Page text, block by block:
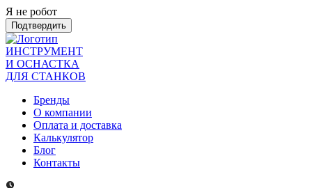
Я не робот
Подтвердить
ИНСТРУМЕНТ
И ОСНАСТКА
ДЛЯ СТАНКОВ
Бренды
О компании
Оплата и доставка
Калькулятор
Блог
Контакты